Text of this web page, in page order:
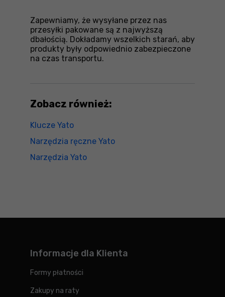
Zapewniamy, że wysyłane przez nas
przesyłki pakowane są z najwyższą
dbałością. Dokładamy wszelkich starań, aby
produkty były odpowiednio zabezpieczone
na czas transportu.
Zobacz również:
Klucze Yato
Narzędzia ręczne Yato
Narzędzia Yato
Informacje dla Klienta
Formy płatności
Zakupy na raty